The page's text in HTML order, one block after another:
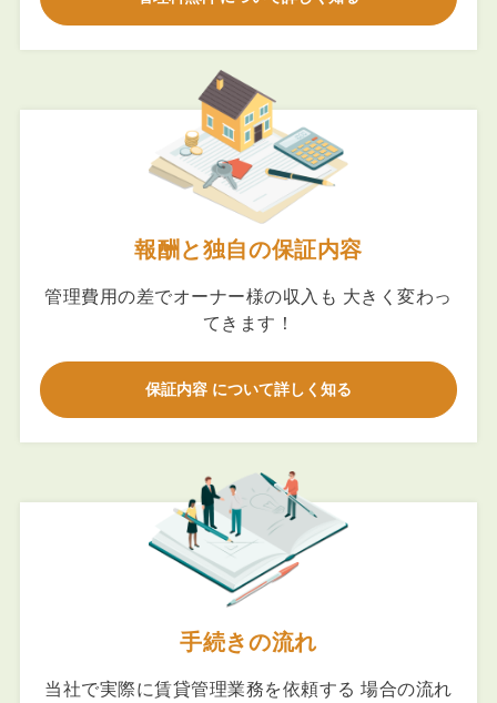
報酬と独自の保証内容
管理費用の差でオーナー様の収入も 大きく変わっ
てきます！
保証内容 について詳しく知る
手続きの流れ
当社で実際に賃貸管理業務を依頼する 場合の流れ